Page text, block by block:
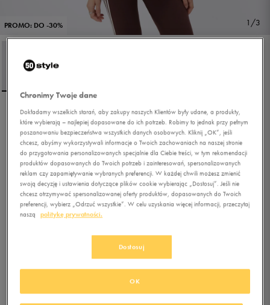
PROMO: DO -30% 1/3
REEBOK T-SHIRT IDENTITY
BIG LOGO
5.0
49,99zł-35%(cena bezpośrednio przed promocją)
37,49zł-13% (najniższa cena z 30 dni przed obniżką)
32,49zł z Vat
+ 250 PKT WKLUBIE 50 STYLE
Chronimy Twoje dane
Dokładamy wszelkich starań, aby zakupy naszych Klientów były udane, a produkty,
które wybierają – najlepiej dopasowane do ich potrzeb. Robimy to jednak przy pełnym
poszanowaniu bezpieczeństwa wszystkich danych osobowych. Kliknij „OK”, jeśli
chcesz, abyśmy wykorzystywali informacje o Twoich zachowaniach na naszej stronie
do przygotowania personalizowanych specjalnie dla Ciebie treści, w tym rekomendacji
produktów dopasowanych do Twoich potrzeb i zainteresowań, spersonalizowanych
reklam czy zapamiętywanie wybranych preferencji. W każdej chwili możesz zmienić
swoją decyzję i ustawienia dotyczące plików cookie wybierając „Dostosuj”. Jeśli nie
chcesz otrzymywać spersonalizowanej oferty produktów, dopasowanych do Twoich
preferencji, wybierz „Odrzuć wszystkie”. W celu uzyskania więcej informacji, przeczytaj
naszą
politykę prywatności.
Dostosuj
OK